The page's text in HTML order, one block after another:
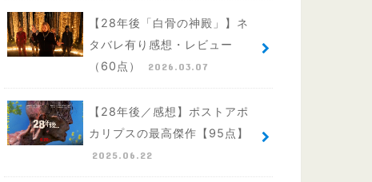
【28年後「白骨の神殿」】ネ
タバレ有り感想・レビュー
（60点）
2026.03.07
【28年後／感想】ポストアポ
カリプスの最高傑作【95点】
2025.06.22